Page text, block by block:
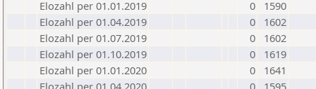
Elozahl per 01.01.2019
0
1590
Elozahl per 01.04.2019
0
1602
Elozahl per 01.07.2019
0
1602
Elozahl per 01.10.2019
0
1619
Elozahl per 01.01.2020
0
1641
Elozahl per 01.04.2020
0
1595